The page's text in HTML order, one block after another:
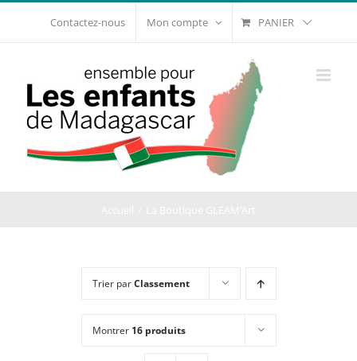
Contactez-nous Mon compte PANIER
Trier parClassement
Montrer 16 produits